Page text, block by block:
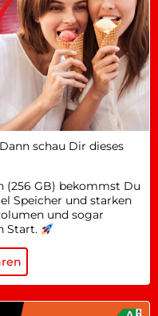
schau Dir dieses
(256 GB) bekommst Du
Speicher und starken
und sogar
Start.